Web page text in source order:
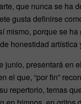
que nunca se ha
gusta definirse
mismo, porque se
honestidad artística
junio, presentará en
el que, “por fin”
repertorio, temas